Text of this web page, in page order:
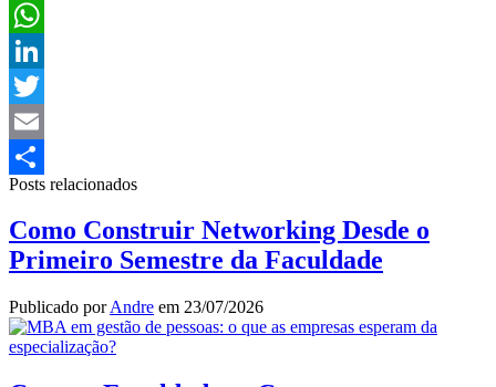
Facebook
WhatsApp
LinkedIn
Twitter
Email
Share
Posts relacionados
Como Construir Networking Desde o
Primeiro Semestre da Faculdade
Publicado porAndre em 23/07/2026